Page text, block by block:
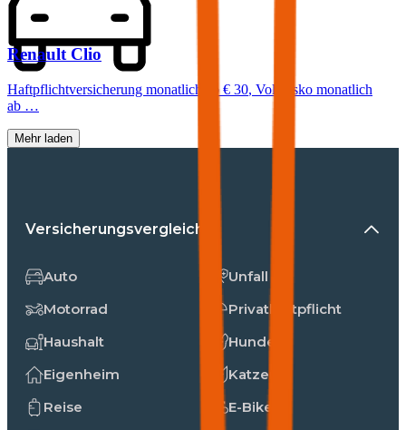
Renault Clio
Haftpflichtversicherung monatlich ab € 30, Vollkasko monatlich
ab …
Mehr laden
Versicherungsvergleiche
Auto
Motorrad
Haushalt
Eigenheim
Reise
Unfall
Privathaftpflicht
Hunde
Katzen
E-Bike